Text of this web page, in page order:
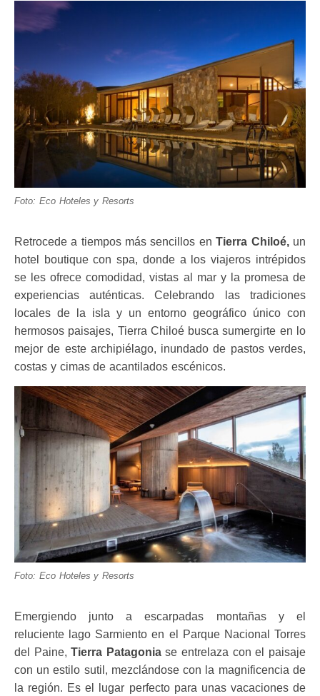
Foto: Eco Hoteles y Resorts
Retrocede a tiempos más sencillos enTierra Chiloé,un
hotel boutique con spa, donde a los viajeros intrépidos
se les ofrece comodidad, vistas al mar y la promesa de
experiencias auténticas. Celebrando las tradiciones
locales de la isla y un entorno geográfico único con
hermosos paisajes, Tierra Chiloé busca sumergirte en lo
mejor de este archipiélago, inundado de pastos verdes,
costas y cimas de acantilados escénicos.
Foto: Eco Hoteles y Resorts
Emergiendo junto a escarpadas montañas y el
reluciente lago Sarmiento en el Parque Nacional Torres
del Paine,Tierra Patagoniase entrelaza con el paisaje
con un estilo sutil, mezclándose con la magnificencia de
la región. Es el lugar perfecto para unas vacaciones de